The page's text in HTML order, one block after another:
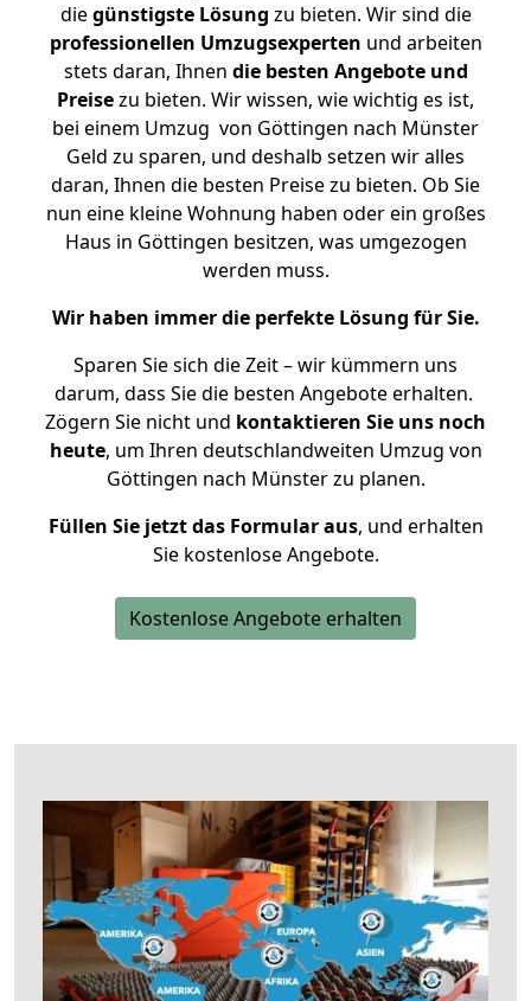
diegünstigste Lösung zu bieten. Wir sind die
professionellen Umzugsexperten und arbeiten
stets daran, Ihnen die besten Angebote und
Preisezu bieten. Wir wissen, wie wichtig es ist,
bei einem Umzug von Göttingen nach Münster
Geld zu sparen, und deshalb setzen wir alles
daran, Ihnen die besten Preise zu bieten. Ob Sie
nun eine kleine Wohnung haben oder ein großes
Haus in Göttingen besitzen, was umgezogen
werden muss.
Wir haben immer die perfekte Lösung für Sie.
Sparen Sie sich die Zeit – wir kümmern uns
darum, dass Sie die besten Angebote erhalten.
Zögern Sie nicht und kontaktieren Sie uns noch
heute, um Ihren deutschlandweiten Umzug von
Göttingen nach Münster zu planen.
Füllen Sie jetzt das Formular aus, und erhalten
Sie kostenlose Angebote.
Kostenlose Angebote erhalten